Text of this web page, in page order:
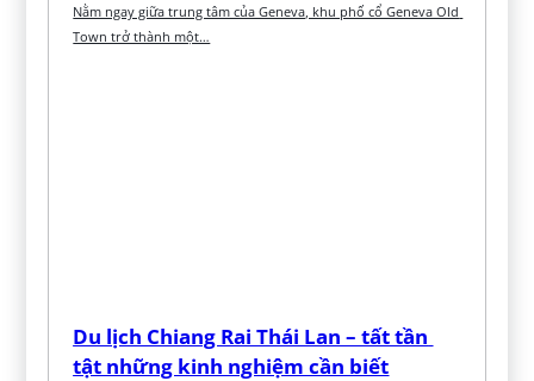
Nằm ngay giữa trung tâm của Geneva, khu phố cổ Geneva Old
Town trở thành một…
Du lịch Chiang Rai Thái Lan – tất tần
tật những kinh nghiệm cần biết